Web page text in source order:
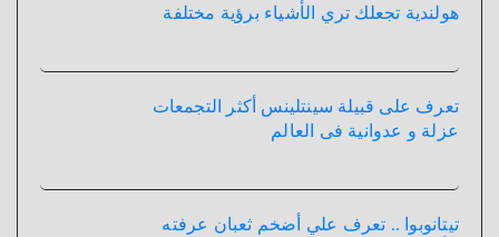
هولندية تجعلك تري الأشياء برؤية مختلفة
تعرف على قبيلة سينتلينس أكثر التجمعات
عزلة و عدوانية فى العالم
تيتانوبوا .. تعرف علي أضخم ثعبان عرفته